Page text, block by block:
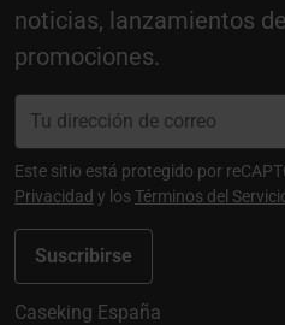
noticias, lanzamientos
promociones.
Suscribirse
Este sitio está protegido por
Privacidad y losTérminos del
Caseking España